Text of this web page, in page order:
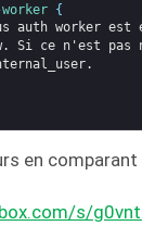
worker
{
auth worker
Si ce n'est
en comparant
s/